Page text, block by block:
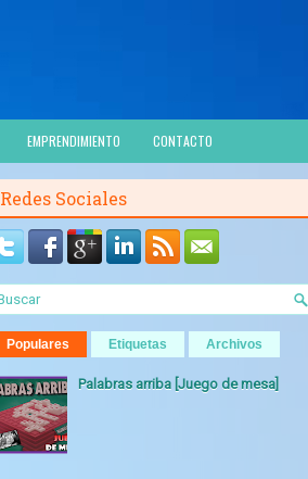
EMPRENDIMIENTO CONTACTO
Redes Sociales
Populares Etiquetas Archivos
Palabras arriba [Juego de mesa]